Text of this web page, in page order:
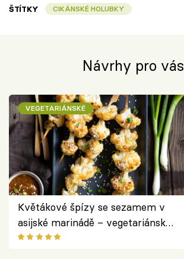
ŠTÍTKY CIKÁNSKÉ HOLUBKY
Návrhy pro vás
VEGETARIÁNSKÉ
Květákové špízy se sezamem v
asijské marinádě – vegetariánská
chuťovka z grilu